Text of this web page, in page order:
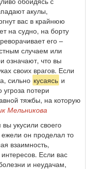
акулы,
вас в крайнюю
на судно, на борту
его –
случаем или
означают, что вы
своих врагов. Если
сильно кусаясь и
потери
тяжбы, на которую
Мельникова
укусили своего
он проделал то
взаимность,
Если вас
и неудачам,